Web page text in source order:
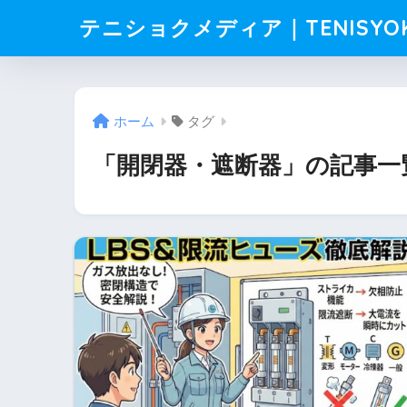
テニショクメディア｜
ホーム タグ
「開閉器・遮断器」の記事一